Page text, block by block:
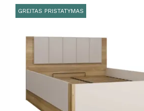
GREITAS PRISTATYMAS